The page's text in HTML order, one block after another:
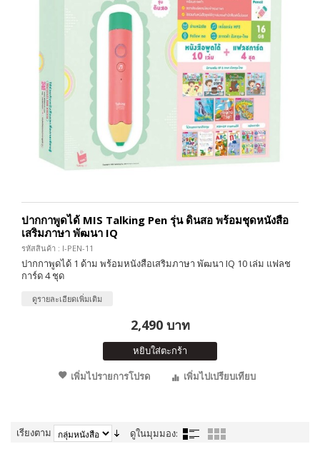
ปากกาพูดได้ MIS Talking Pen รุ่น ดินสอ พร้อมชุดหนังสือ
เสริมภาษา พัฒนา IQ
รหัสสินค้า : I-PEN-11
ปากกาพูดได้ 1 ด้าม พร้อมหนังสือเสริมภาษา พัฒนา IQ 10 เล่ม แฟลช
การ์ด 4 ชุด
ดูรายละเอียดเพิ่มเติม
2,490 บาท
หยิบใส่ตะกร้า
เพิ่มไปรายการโปรด
เพิ่มไปเปรียบเทียบ
เรียงตาม ดูในมุมมอง: